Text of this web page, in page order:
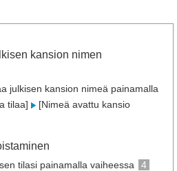
kansion nimen
julkisen kansion nimeä painamalla
tilaa]
[Nimeä avattu kansio
tilasi painamalla vaiheessa
4